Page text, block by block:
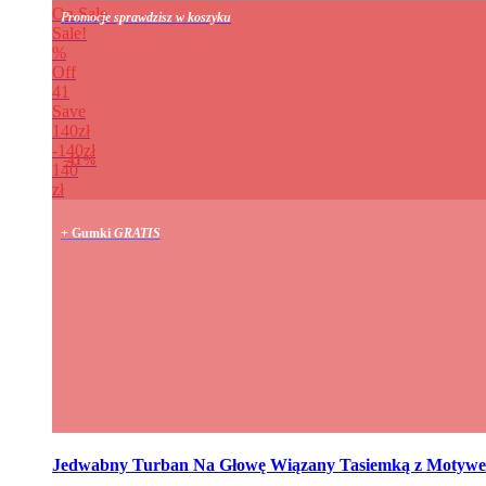
On Sale
Sale!
%
Off
41
Save
140zł
140zł
41%
140
zł
Promocje sprawdzisz w koszyku
+ Gumki GRATIS
Jedwabny Turban Na Głowę Wiązany Tasiemką z